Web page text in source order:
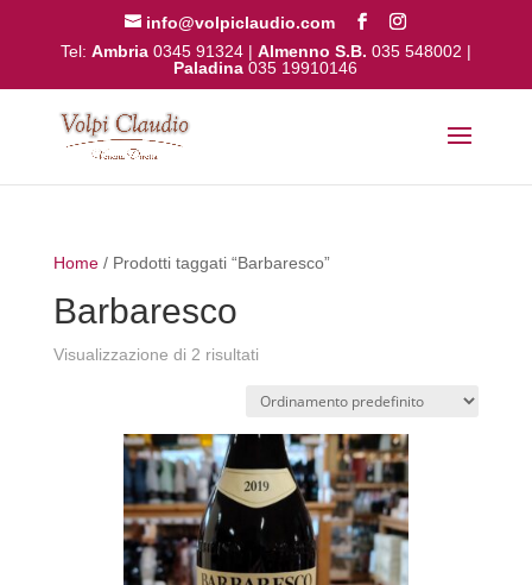
info@volpiclaudio.com
Tel: Ambria 0345 91324| Almenno S.B. 035 548002 |
Paladina 035 19910146
Home/ Prodotti taggati “Barbaresco”
Barbaresco
Visualizzazione di 2 risultati